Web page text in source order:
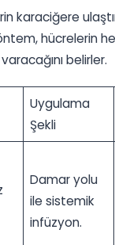
karaciğere
hücrelerin
belirler.
Uygulama
Şekli
Damar yolu
ile sistemik
infüzyon.